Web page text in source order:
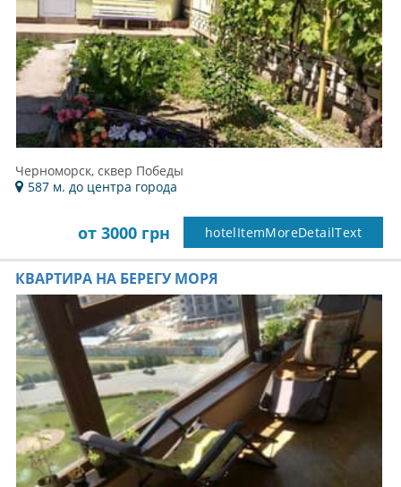
Черноморск, сквер Победы
587 м. до центра города
от 3000 грн hotelItemMoreDetailText
КВАРТИРА НА БЕРЕГУ МОРЯ